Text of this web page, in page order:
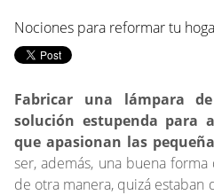
Nociones para reformar tu
Fabricar una lámpara
solución estupenda para
que apasionan las
ser, además, una buena
de otra manera, quizá estaban